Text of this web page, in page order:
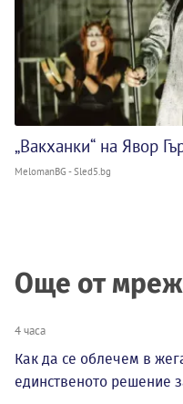
„Вакханки“ на Явор
MelomanBG - Sled5.bg
Още от
4 часа
Как да се облечем в
единственото решение